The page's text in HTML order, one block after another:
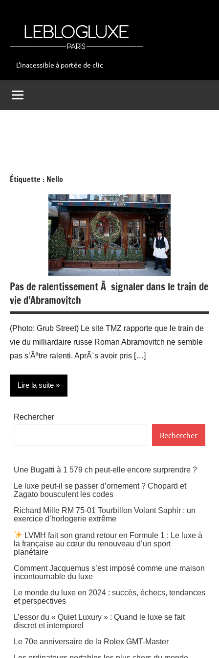
leblogluxe
L'inacessible à portée de clic
Étiquette : Nello
Pas de ralentissement Ã signaler dans le train de
vie d’Abramovitch
(Photo: Grub Street) Le site TMZ rapporte que le train de
vie du milliardaire russe Roman Abramovitch ne semble
pas s’Ãªtre ralenti. AprÃ¨s avoir pris […]
Lire la suite
People
Rechercher
Rechercher
Une Bugatti à 1 579 ch peut-elle encore surprendre ?
Le luxe peut-il se passer d’ornement ? Chopard et
Zagato bousculent les codes
Richard Mille RM 75-01 Tourbillon Volant Saphir : un
exercice d’horlogerie extrême
LVMH fait son grand retour en Formule 1 : Le luxe à
la française au cœur du renouveau d’un sport
planétaire
Comment Jacquemus s’est imposé comme une maison
incontournable du luxe
Le monde du luxe en 2024 : succès, échecs, tendances
et perspectives
L’essor du « Quiet Luxury » : Quand le luxe se fait
discret et intemporel
Le 70e anniversaire de la Rolex GMT-Master